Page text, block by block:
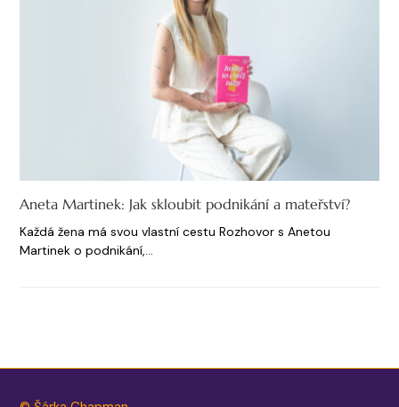
Aneta Martinek: Jak skloubit podnikání a mateřství?
Každá žena má svou vlastní cestu Rozhovor s Anetou
Martinek o podnikání,…